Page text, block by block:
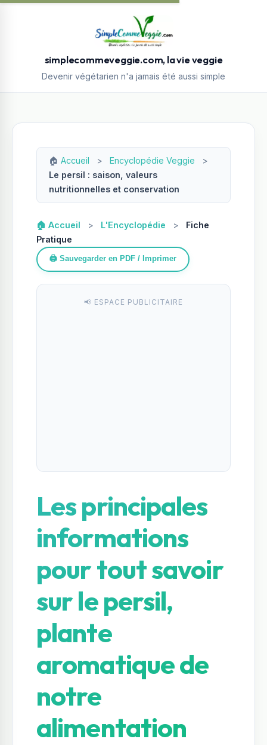
simplecommeveggie.com, la vie veggie
Devenir végétarien n'a jamais été aussi simple
🏠 Accueil > Encyclopédie Veggie
>
Le persil : saison, valeurs
nutritionnelles et conservation
🏠 Accueil > L'Encyclopédie >
Fiche
Pratique
🖨️ Sauvegarder en PDF / Imprimer
📢 ESPACE PUBLICITAIRE
Les principales
informations
pour tout savoir
sur le persil,
plante
aromatique de
notre
alimentation